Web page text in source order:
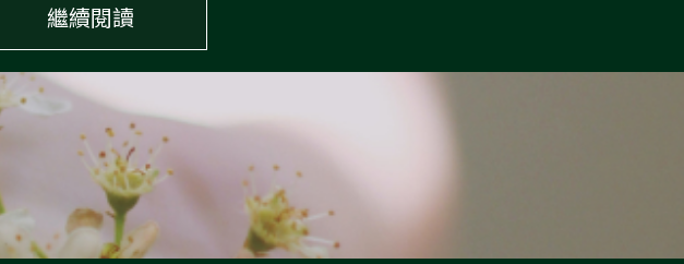
繼續閱讀